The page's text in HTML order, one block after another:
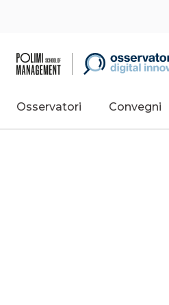
Osservatori Convegni